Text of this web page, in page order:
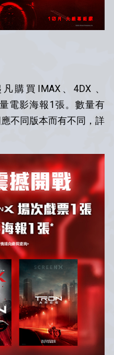
購買IMAX、4DX 、
電影海報1張。數量有
不同版本而有不同，詳